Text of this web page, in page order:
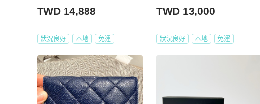
TWD 14,888
狀況良好 本地 免運
TWD 13,000
狀況良好 本地 免運